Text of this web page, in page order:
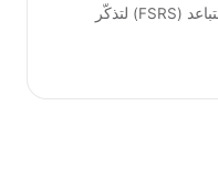
تشاهدها فعلاً — باستخدام التكرار المتباعد (FSRS) لتذكّر